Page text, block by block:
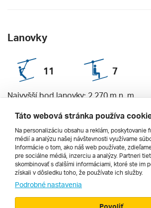
Lanovky
11 7
Najvyšší bod lanovky: 2 270m n. m.
Celková kapacita: 24 100 osôb / h
Dovolenka Aprica
Last
First Minute Aprica
Táto webová stránka používa
Na personalizáciu obsahu a reklám, poskytovanie
médií a analýzu našej návštevnosti využívame
Informácie o tom, ako náš web používate,
pre sociálne médiá, inzerciu a analýzy. Partneri
skombinovať s ďalšími informáciami, ktoré ste im
získali v dôsledku toho, že používate ich služby.
Podrobné nastavenia
Povoliť